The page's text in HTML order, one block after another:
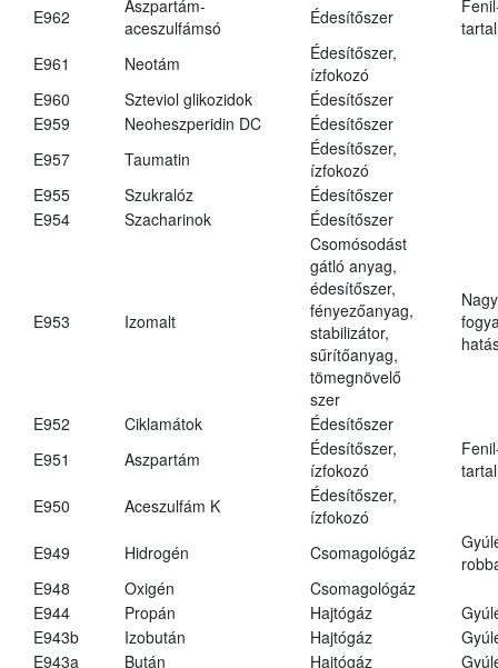
E962
Aszpartám-
aceszulfámsó
Édesítőszer
E961
Neotám
Édesítőszer,
ízfokozó
E960
Szteviol glikozidok
Édesítőszer
E959
Neoheszperidin DC
Édesítőszer
E957
Taumatin
Édesítőszer,
ízfokozó
E955
Szukralóz
Édesítőszer
E954
Szacharinok Édesítőszer
E953 Izomalt
Csomósodást
gátló anyag,
édesítőszer,
fényezőanyag,
stabilizátor,
sűrítőanyag,
tömegnövelő
szer
E952 Ciklamátok
Édesítőszer
E951
Aszpartám
Édesítőszer,
ízfokozó
E950
Aceszulfám K
Édesítőszer,
ízfokozó
E949
Hidrogén Csomagológáz
E948
Oxigén
Csomagológáz
E944
Propán Hajtógáz
E943b
Izobután Hajtógáz
E943a
Bután Hajtógáz